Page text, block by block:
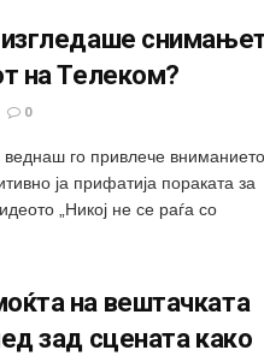
на Телеком?
0
го привлече
ја прифатија пораката за
„Никој не се раѓа со
на вештачката
зад сцената како